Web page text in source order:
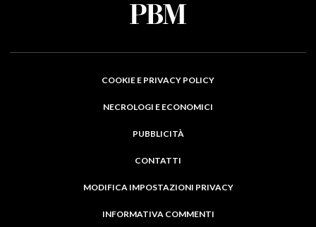
COOKIE E PRIVACY POLICY
NECROLOGI E ECONOMICI
PUBBLICITÀ
CONTATTI
MODIFICA IMPOSTAZIONI PRIVACY
INFORMATIVA COMMENTI